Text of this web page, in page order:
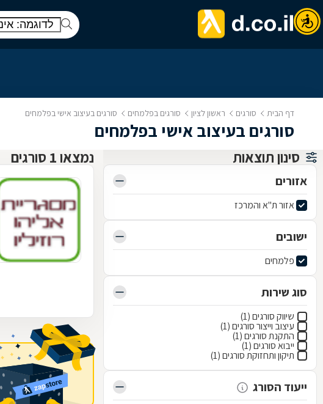
דף הבית סורגים ראשון לציון סורגים בפלמחים סורגים בעיצוב אישי בפלמחים
סורגים בעיצוב אישי בפלמחים
סינון תוצאות
אזורים
אזור ת"א והמרכז
ישובים
פלמחים
סוג שירות
שיווק סורגים (1)
עיצוב וייצור סורגים (1)
התקנת סורגים (1)
ייבוא סורגים (1)
תיקון ותחזוקת סורגים (1)
ייעוד הסורג
נמצאו 1 סורגים